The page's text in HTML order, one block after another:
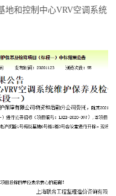
地和控制中心VRV空调系统